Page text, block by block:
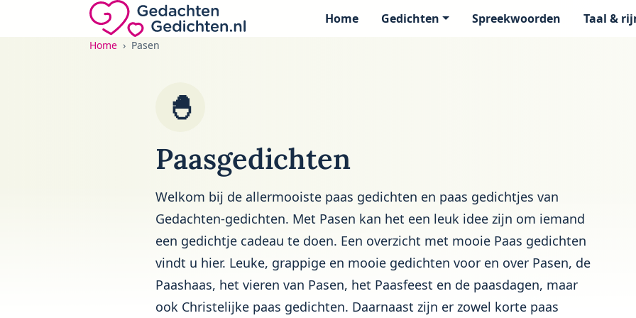
Direct naar de inhoud
Gedachten-Gedichten.nl — naar de homepage
Home Gedichten Spreekwoorden Taal &
Home Pasen
🐣
Paasgedichten
Welkom bij de allermooiste paas gedichten en paas gedichtjes van
Gedachten-gedichten. Met Pasen kan het een leuk idee zijn om iemand
een gedichtje cadeau te doen. Een overzicht met mooie Paas gedichten
vindt u hier. Leuke, grappige en mooie gedichten voor en over Pasen, de
Paashaas, het vieren van Pasen, het Paasfeest en de paasdagen, maar
ook Christelijke paas gedichten. Daarnaast zijn er zowel korte paas